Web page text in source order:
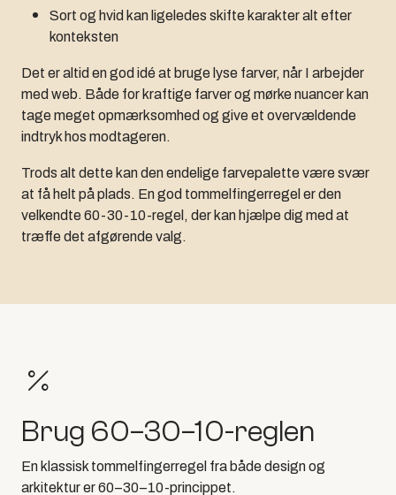
Sort og hvid kan ligeledes skifte karakter alt efter
konteksten
Det er altid en god idé at bruge lyse farver, når I arbejder
med web. Både for kraftige farver og mørke nuancer kan
tage meget opmærksomhed og give et overvældende
indtryk hos modtageren.
Trods alt dette kan den endelige farvepalette være svær
at få helt på plads. En god tommelfingerregel er den
velkendte 60-30-10-regel, der kan hjælpe dig med at
træffe det afgørende valg.
Brug 60–30–10-reglen
En klassisk tommelfingerregel fra både design og
arkitektur er 60–30–10-princippet.